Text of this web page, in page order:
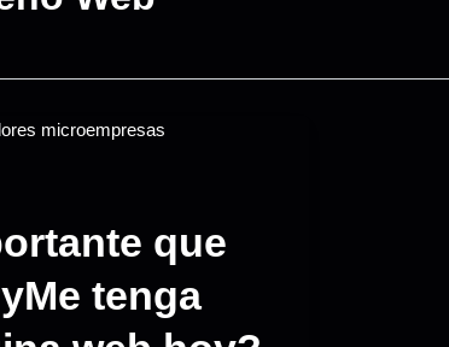
que
tenga